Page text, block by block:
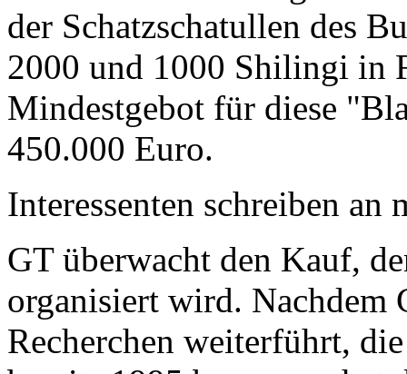
der Schatzschatullen des
2000 und 1000 Shilingi in
Mindestgebot für diese
450.000 Euro.
Interessenten schreiben
GT überwacht den Kauf,
organisiert wird. Nachdem
Recherchen weiterführt,